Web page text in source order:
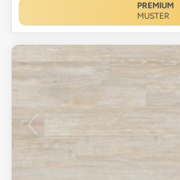
PREMIUM
MUSTER